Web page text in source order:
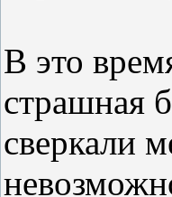
В это
страшная
сверкали